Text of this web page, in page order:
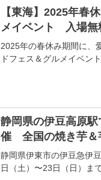
【東海】2025年春
メイベント 入場無
2025年の春休み期間に、
ドフェス＆グルメイベン
静岡県の伊豆高原
催 全国の焼き芋＆
静岡県伊東市の伊豆急伊
日（土）〜23日（日）ま